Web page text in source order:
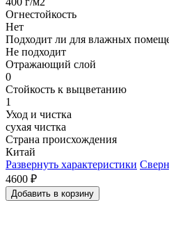
Огнестойкость
Нет
Подходит ли для влажных
Не подходит
Отражающий слой
0
Стойкость к выцветанию
1
Уход и чистка
сухая чистка
Страна происхождения
Китай
Развернуть характеристики
4600 ₽
Добавить в корзину